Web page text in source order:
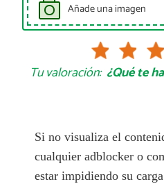
Añade una imagen
Tu valoración: ¿Qué te
Si no visualiza el
cualquier adblocker o
estar impidiendo su